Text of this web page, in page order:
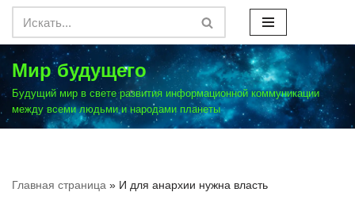
Перейти
к
содержимому
Мир будущего
Будущий мир в свете развития информационной коммуникации
между всеми людьми и народами планеты
Главная страница » И для анархии нужна власть